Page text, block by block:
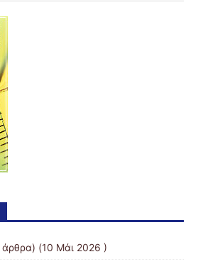
άρθρα) (10 Μάι 2026 )